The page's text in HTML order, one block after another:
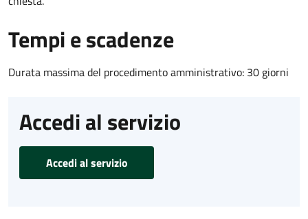
Tempi e scadenze
Durata massima del procedimento amministrativo: 30 giorni
Accedi al servizio
Accedi al servizio